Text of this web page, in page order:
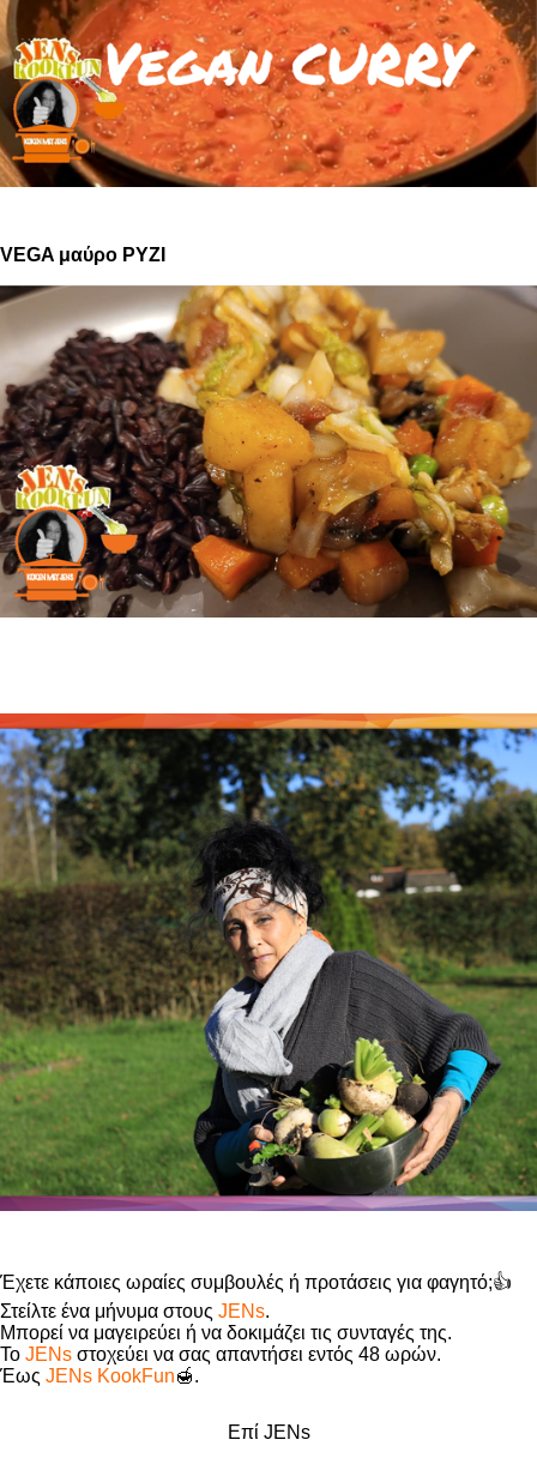
VEGA μαύρο ΡΥΖΙ
Έχετε κάποιες ωραίες συμβουλές ή προτάσεις για φαγητό;👍
Στείλτε ένα μήνυμα στους JENs.
Μπορεί να μαγειρεύει ή να δοκιμάζει τις συνταγές της.
Το JENs στοχεύει να σας απαντήσει εντός 48 ωρών.
Έως JENs KookFun🍯.
Επί JENs